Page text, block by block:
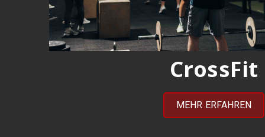
CrossFit
MEHR ERFAHREN